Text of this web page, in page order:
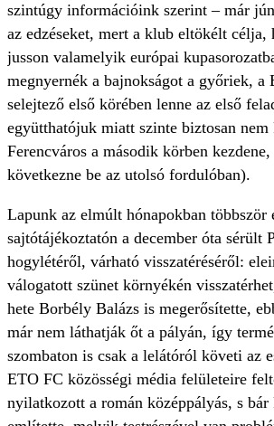
szintúgy információink szerint – már
az edzéseket, mert a klub eltökélt célja,
jusson valamelyik európai
megnyernék a bajnokságot a győriek,
selejtező első körében lenne az első
együtthatójuk miatt szinte biztosan
Ferencváros a második körben
következne be az utolsó fordulóban).
Lapunk az elmúlt hónapokban többször
sajtótájékoztatón a december óta sérült
hogylétéről, várható visszatéréséről:
válogatott szünet környékén
hete Borbély Balázs is megerősítette,
már nem láthatják őt a pályán, így
szombaton is csak a lelátóról követi az
ETO FC közösségi média felületeire
nyilatkozott a román középpályás, s bár